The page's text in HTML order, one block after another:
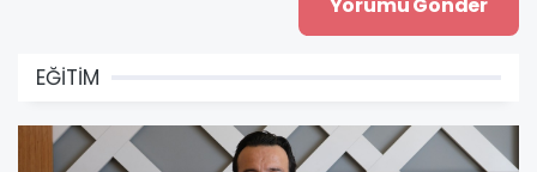
EĞİTİM